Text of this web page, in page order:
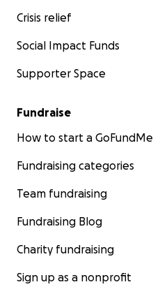
Crisis relief
Social Impact Funds
Supporter Space
Fundraise
How to start a GoFundMe
Fundraising categories
Team fundraising
Fundraising Blog
Charity fundraising
Sign up as a nonprofit